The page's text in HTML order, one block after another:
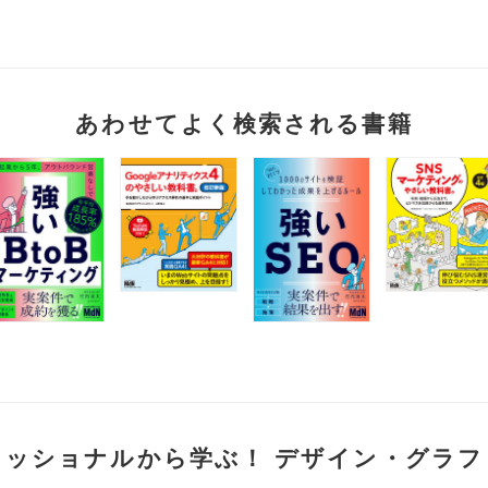
あわせてよく検索される書籍
ショナルから学ぶ！ デザイン・グラ